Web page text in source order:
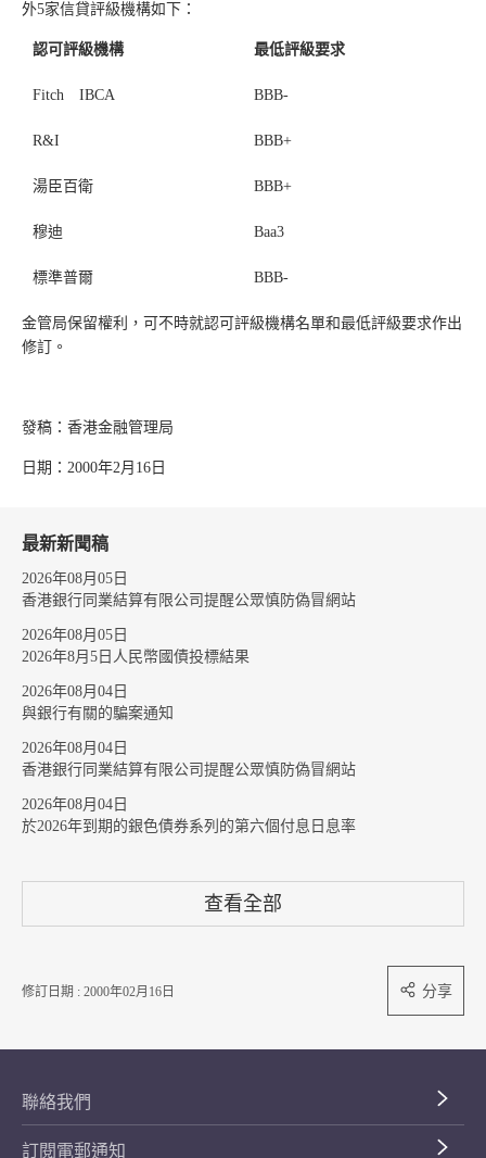
外5家信貸評級機構如下：
認可評級機構 最低評級要求
Fitch IBCA BBB-
R&I BBB+
湯臣百衛 BBB+
穆迪 Baa3
標準普爾 BBB-
金管局保留權利，可不時就認可評級機構名單和最低評級要求作出
修訂。
發稿：香港金融管理局
日期：2000年2月16日
最新新聞稿
2026年08月05日
香港銀行同業結算有限公司提醒公眾慎防偽冒網站
2026年08月05日
2026年8月5日人民幣國債投標結果
2026年08月04日
與銀行有關的騙案通知
2026年08月04日
香港銀行同業結算有限公司提醒公眾慎防偽冒網站
2026年08月04日
於2026年到期的銀色債券系列的第六個付息日息率
查看全部
修訂日期 : 2000年02月16日 分享
聯絡我們
訂閱電郵通知